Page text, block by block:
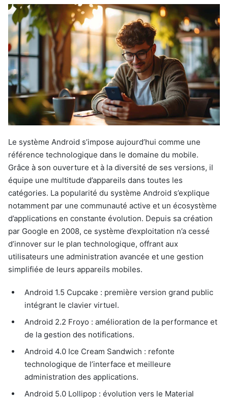
Le système Android s’impose aujourd’hui comme une
référence technologique dans le domaine du mobile.
Grâce à son ouverture et à la diversité de ses versions, il
équipe une multitude d’appareils dans toutes les
catégories. La popularité du système Android s’explique
notamment par une communauté active et un écosystème
d’applications en constante évolution. Depuis sa création
par Google en 2008, ce système d’exploitation n’a cessé
d’innover sur le plan technologique, offrant aux
utilisateurs une administration avancée et une gestion
simplifiée de leurs appareils mobiles.
Android 1.5 Cupcake : première version grand public
intégrant le clavier virtuel.
Android 2.2 Froyo : amélioration de la performance et
de la gestion des notifications.
Android 4.0 Ice Cream Sandwich : refonte
technologique de l’interface et meilleure
administration des applications.
Android 5.0 Lollipop : évolution vers le Material